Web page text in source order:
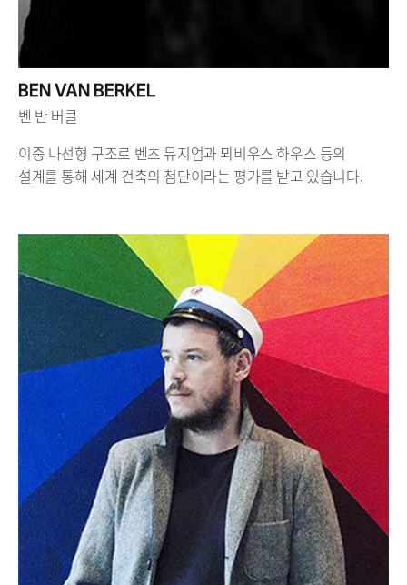
BEN VAN BERKEL
벤 반 버클
이중 나선형 구조로 벤츠 뮤지엄과 뫼비우스 하우스 등의
설계를 통해 세계 건축의 첨단이라는 평가를 받고 있습니다.